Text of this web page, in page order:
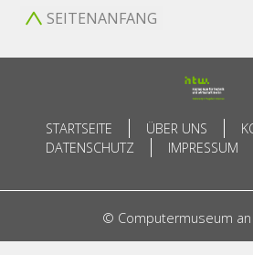
SEITENANFANG
STARTSEITE ÜBER UNS
DATENSCHUTZ
IMPRESSUM
© Computermuseum an